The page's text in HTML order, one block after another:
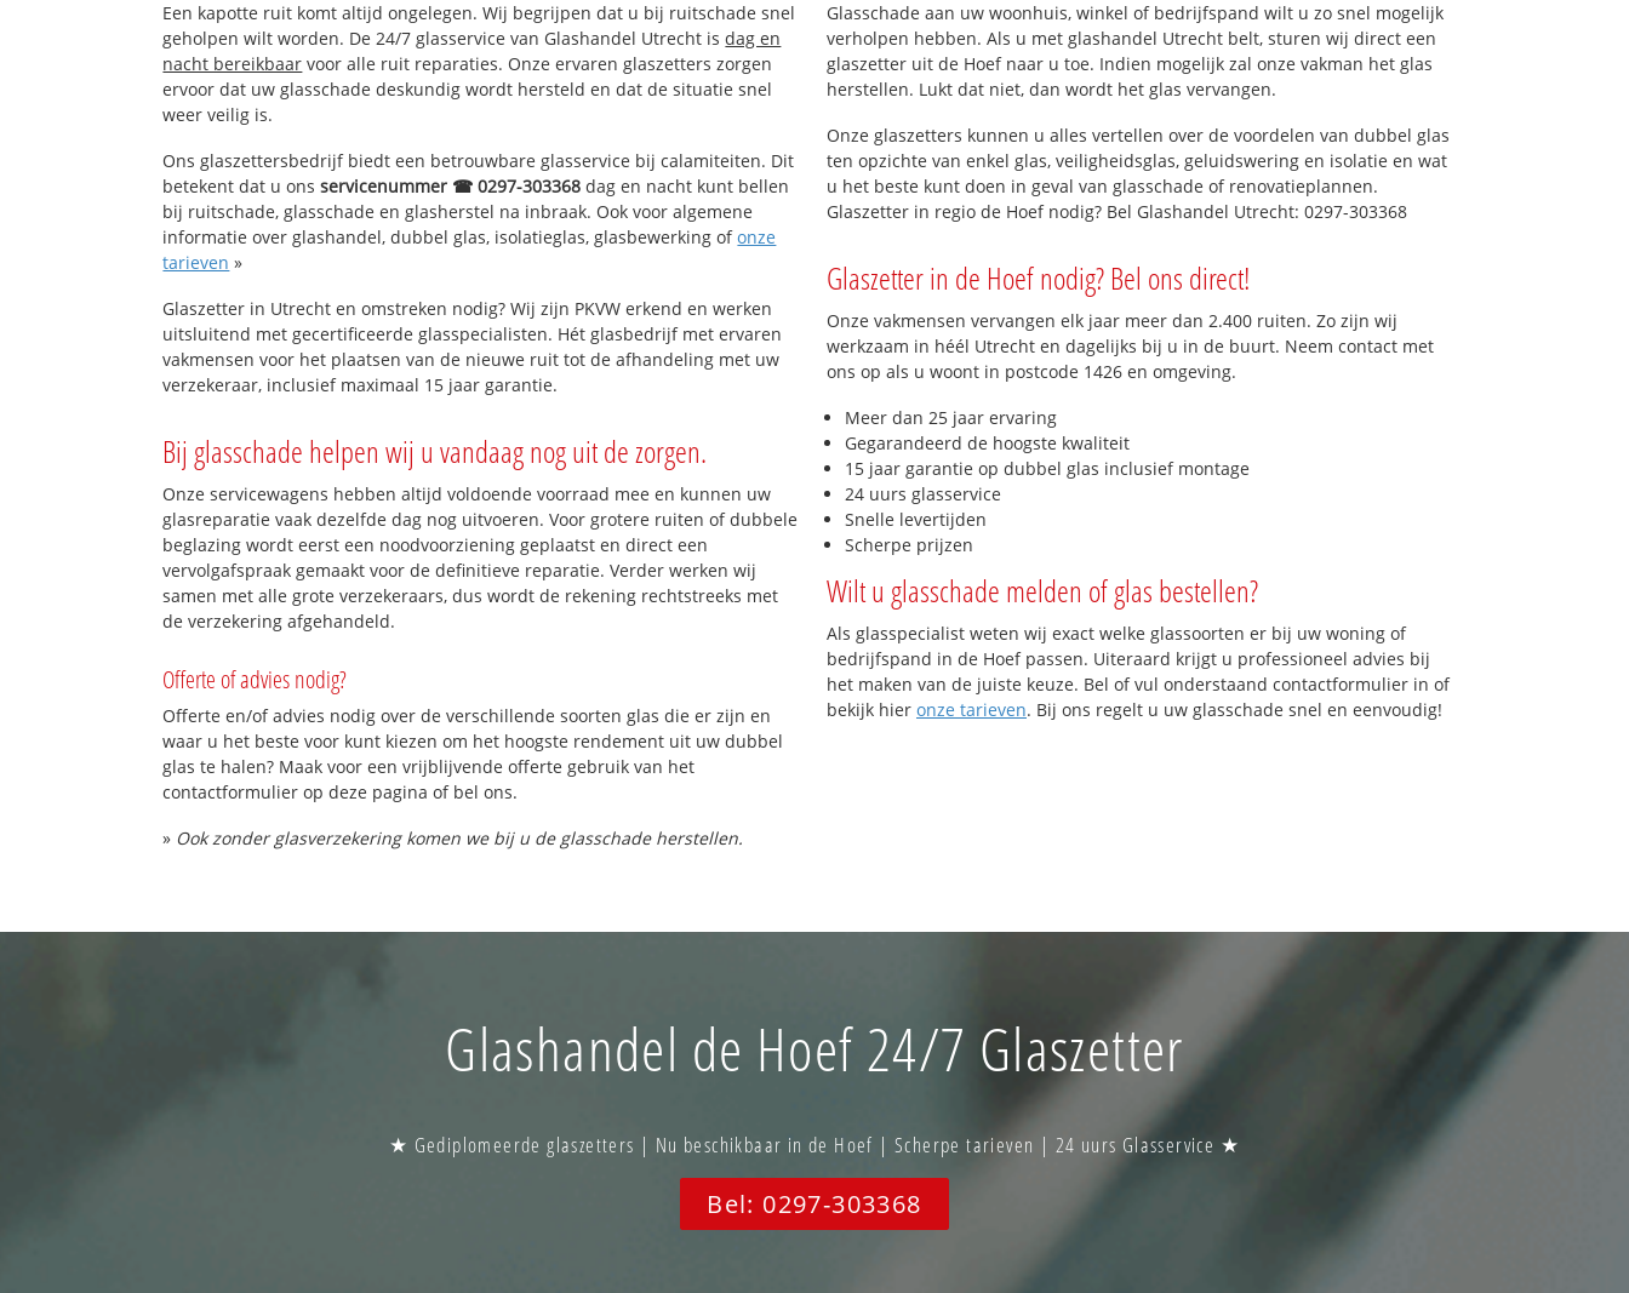
Een kapotte ruit komt altijd ongelegen. Wij begrijpen dat u bij ruitschade snel
geholpen wilt worden. De 24/7 glasservice van Glashandel Utrecht isdag en
nacht bereikbaar voor alle ruit reparaties. Onze ervaren glaszetters zorgen
ervoor dat uw glasschade deskundig wordt hersteld en dat de situatie snel
weer veilig is.
Ons glaszettersbedrijf biedt een betrouwbare glasservice bij calamiteiten. Dit
betekent dat u onsservicenummer ☎ 0297-303368 dag en nacht kunt bellen
bij ruitschade, glasschade en glasherstel na inbraak. Ook voor algemene
informatie over glashandel, dubbel glas, isolatieglas, glasbewerking ofonze
tarieven »
Glaszetter in Utrecht en omstreken nodig? Wij zijn PKVW erkend en werken
uitsluitend met gecertificeerde glasspecialisten. Hét glasbedrijf met ervaren
vakmensen voor het plaatsen van de nieuwe ruit tot de afhandeling met uw
verzekeraar, inclusief maximaal 15 jaar garantie.
Bij glasschade helpen wij u vandaag nog uit de zorgen.
Onze servicewagens hebben altijd voldoende voorraad mee en kunnen uw
glasreparatie vaak dezelfde dag nog uitvoeren. Voor grotere ruiten of dubbele
beglazing wordt eerst een noodvoorziening geplaatst en direct een
vervolgafspraak gemaakt voor de definitieve reparatie. Verder werken wij
samen met alle grote verzekeraars, dus wordt de rekening rechtstreeks met
de verzekering afgehandeld.
Offerte of advies nodig?
Offerte en/of advies nodig over de verschillende soorten glas die er zijn en
waar u het beste voor kunt kiezen om het hoogste rendement uit uw dubbel
glas te halen? Maak voor een vrijblijvende offerte gebruik van het
contactformulier op deze pagina of bel ons.
» Ook zonder glasverzekering komen we bij u de glasschade herstellen.
Glasschade aan uw woonhuis, winkel of bedrijfspand wilt u zo snel mogelijk
verholpen hebben. Als u met glashandel Utrecht belt, sturen wij direct een
glaszetter uit de Hoef naar u toe. Indien mogelijk zal onze vakman het glas
herstellen. Lukt dat niet, dan wordt het glas vervangen.
Onze glaszetters kunnen u alles vertellen over de voordelen van dubbel glas
ten opzichte van enkel glas, veiligheidsglas, geluidswering en isolatie en wat
u het beste kunt doen in geval van glasschade of renovatieplannen.
Glaszetter in regio de Hoef nodig? Bel Glashandel Utrecht: 0297-303368
Glaszetter in de Hoef nodig? Bel ons direct!
Onze vakmensen vervangen elk jaar meer dan 2.400 ruiten. Zo zijn wij
werkzaam in héél Utrecht en dagelijks bij u in de buurt. Neem contact met
ons op als u woont in postcode 1426 en omgeving.
Meer dan 25 jaar ervaring
Gegarandeerd de hoogste kwaliteit
15 jaar garantie op dubbel glas inclusief montage
24 uurs glasservice
Snelle levertijden
Scherpe prijzen
Wilt u glasschade melden of glas bestellen?
Als glasspecialist weten wij exact welke glassoorten er bij uw woning of
bedrijfspand in de Hoef passen. Uiteraard krijgt u professioneel advies bij
het maken van de juiste keuze. Bel of vul onderstaand contactformulier in of
bekijk hier onze tarieven. Bij ons regelt u uw glasschade snel en eenvoudig!
Glashandel de Hoef 24/7 Glaszetter
★ Gediplomeerde glaszetters | Nu beschikbaar in de Hoef | Scherpe tarieven | 24 uurs Glasservice ★
Bel: 0297-303368